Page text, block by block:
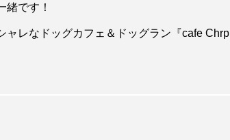
緒です！
ャレなドッグカフェ＆ドッグラン『cafe